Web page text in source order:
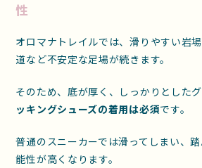
性
オロマナトレイルでは、滑りやすい岩
道など不安定な足場が続きます。
そのため、底が厚く、しっかりとした
ッキングシューズの着用は必須です。
普通のスニーカーでは滑ってしまい、
能性が高くなります。